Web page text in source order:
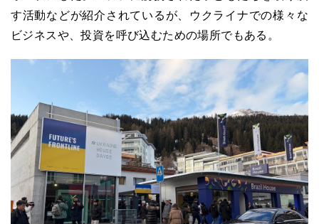
す活動などが紹介されているが、ウクライナでの様々な
ビジネスや、投資を呼び込むための場所でもある。